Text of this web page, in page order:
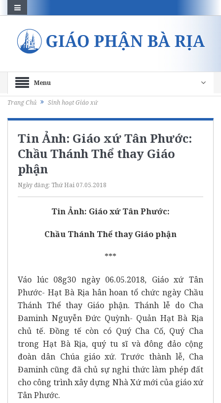
Menu
Trang Chủ Sinh hoạt Giáo xứ
Tin Ảnh: Giáo xứ Tân Phước:
Chầu Thánh Thể thay Giáo
phận
Ngày đăng: Thứ Hai 07.05.2018
Tin Ảnh: Giáo xứ Tân Phước:
Chầu Thánh Thể thay Giáo phận
***
Váo lúc 08g30 ngày 06.05.2018, Giáo xứ Tân
Phước- Hạt Bà Rịa hân hoan tổ chức ngày Chầu
Thánh Thể thay Giáo phận. Thánh lễ do Cha
Đaminh Nguyễn Đức Quỳnh- Quản Hạt Bà Rịa
chủ tế. Đồng tế còn có Quý Cha Cố, Quý Cha
trong Hạt Bà Rịa, quý tu sĩ và đông đảo cộng
đoàn dân Chúa giáo xứ. Trước thành lễ, Cha
Đaminh cũng đã chủ sự nghi thức làm phép đất
cho công trình xây dựng Nhà Xứ mới của giáo xứ
Tân Phước.